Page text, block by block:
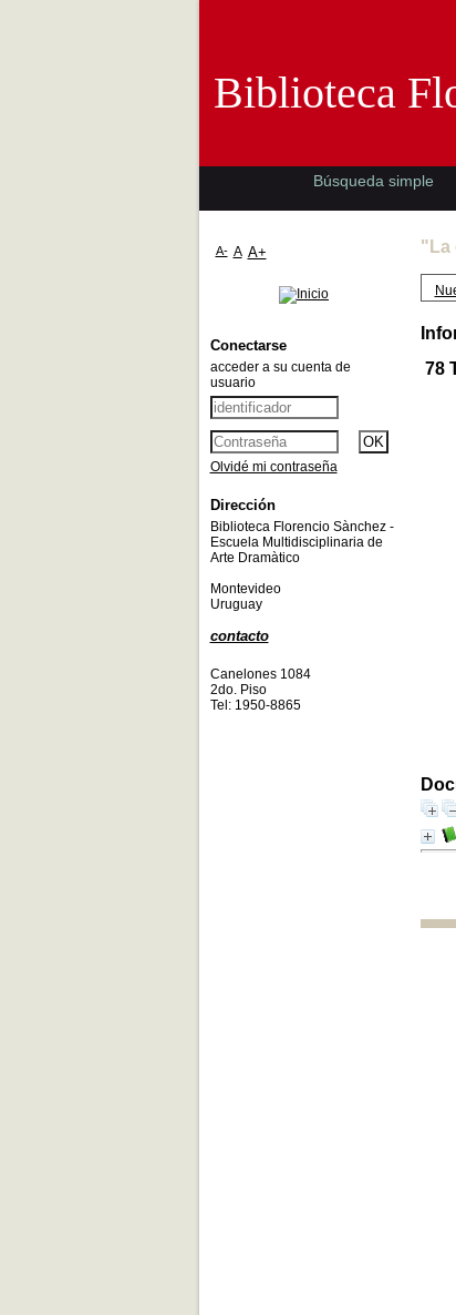
"La
78
Biblioteca
Búsqueda simple
A- A A+
Conectarse
acceder a su cuenta de
usuario
Olvidé mi contraseña
Dirección
Biblioteca Florencio Sànchez -
Escuela Multidisciplinaria de
Arte Dramàtico
Montevideo
Uruguay
contacto
Canelones 1084
2do. Piso
Tel: 1950-8865